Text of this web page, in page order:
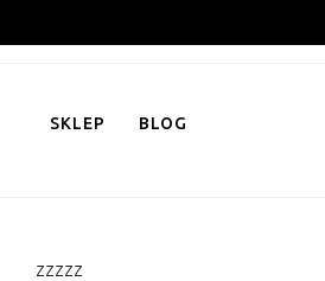
to
SKLEP BLOG
zzzzz